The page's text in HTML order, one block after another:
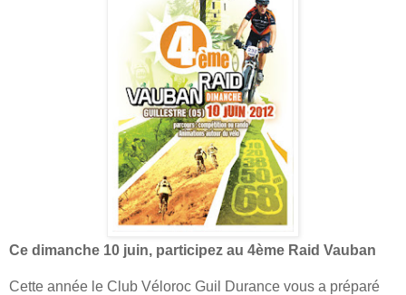
Ce dimanche 10 juin, participez au 4ème Raid Vauban
Cette année le Club Véloroc Guil Durance vous a préparé